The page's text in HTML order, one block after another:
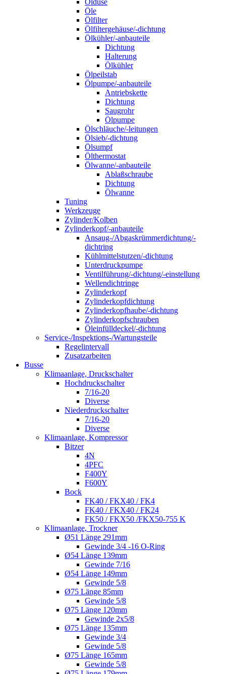
Öldüse
Öle
Ölfilter
Ölfiltergehäuse/-dichtung
Ölkühler/-anbauteile
Dichtung
Halterung
Ölkühler
Ölpeilstab
Ölpumpe/-anbauteile
Antriebskette
Dichtung
Saugrohr
Ölpumpe
Ölschläuche/-leitungen
Ölsieb/-dichtung
Ölsumpf
Ölthermostat
Ölwanne/-anbauteile
Ablaßschraube
Dichtung
Ölwanne
Tuning
Werkzeuge
Zylinder/Kolben
Zylinderkopf/-anbauteile
Ansaug-/Abgaskrümmerdichtung/-
dichtring
Kühlmittelstutzen/-dichtung
Unterdruckpumpe
Ventilführung/-dichtung/-einstellung
Wellendichtringe
Zylinderkopf
Zylinderkopfdichtung
Zylinderkopfhaube/-dichtung
Zylinderkopfschrauben
Öleinfülldeckel/-dichtung
Service-/Inspektions-/Wartungsteile
Regelintervall
Zusatzarbeiten
Busse
Klimaanlage, Druckschalter
Hochdruckschalter
7/16-20
Diverse
Niederdruckschalter
7/16-20
Diverse
Klimaanlage, Kompressor
Bitzer
4N
4PFC
F400Y
F600Y
Bock
FK40 / FKX40 / FK4
FK40 / FKX40 / FK24
FK50 / FKX50 /FKX50-755 K
Klimaanlage, Trockner
Ø51 Länge 291mm
Gewinde 3/4 -16 O-Ring
Ø54 Länge 139mm
Gewinde 7/16
Ø54 Länge 149mm
Gewinde 5/8
Ø75 Länge 85mm
Gewinde 5/8
Ø75 Länge 120mm
Gewinde 2x5/8
Ø75 Länge 135mm
Gewinde 3/4
Gewinde 5/8
Ø75 Länge 165mm
Gewinde 5/8